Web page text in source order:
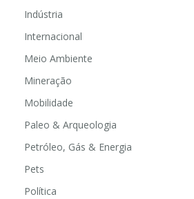
Indústria
Internacional
Meio Ambiente
Mineração
Mobilidade
Paleo & Arqueologia
Petróleo, Gás & Energia
Pets
Política